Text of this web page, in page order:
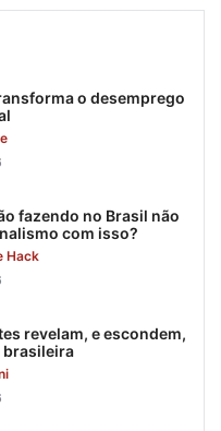
o desemprego
fazendo no Brasil não
com isso?
Hack
revelam, e escondem,
brasileira